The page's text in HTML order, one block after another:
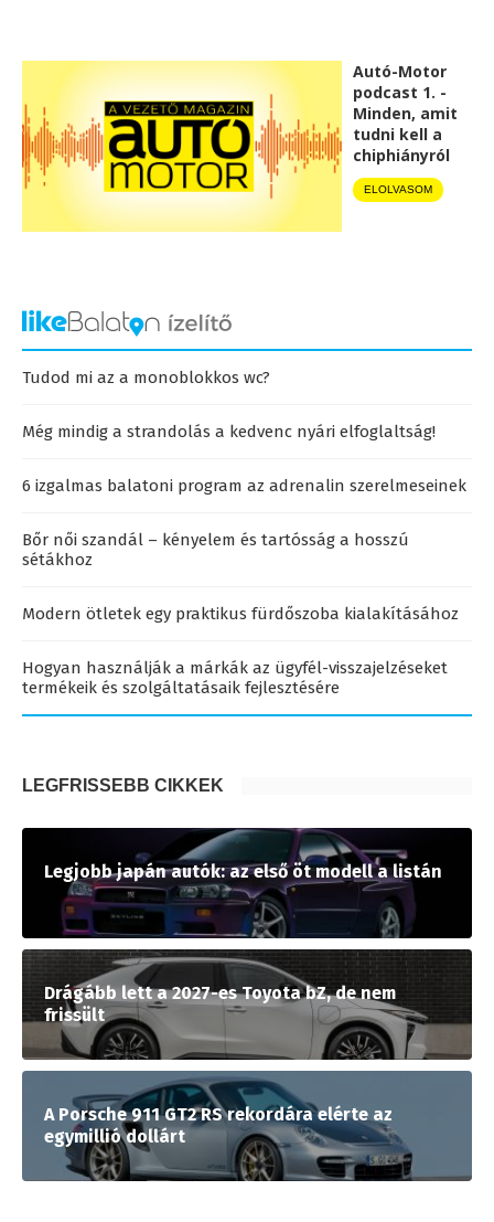
Autó-Motor
podcast 1. -
Minden, amit
tudni kell a
chiphiányról
ELOLVASOM
Tudod mi az a monoblokkos wc?
Még mindig a strandolás a kedvenc nyári elfoglaltság!
6 izgalmas balatoni program az adrenalin szerelmeseinek
Bőr női szandál – kényelem és tartósság a hosszú
sétákhoz
Modern ötletek egy praktikus fürdőszoba kialakításához
Hogyan használják a márkák az ügyfél-visszajelzéseket
termékeik és szolgáltatásaik fejlesztésére
LEGFRISSEBB CIKKEK
Legjobb japán autók: az első öt modell a listán
Drágább lett a 2027-es Toyota bZ, de nem
frissült
A Porsche 911 GT2 RS rekordára elérte az
egymillió dollárt